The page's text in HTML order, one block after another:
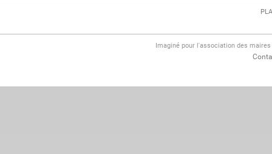
Imaginé pour l'association des